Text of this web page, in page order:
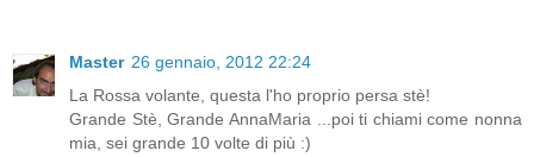
Master 26 gennaio, 2012 22:24
La Rossa volante, questa l'ho proprio persa stè!
Grande Stè, Grande AnnaMaria ...poi ti chiami come nonna
mia, sei grande 10 volte di più :)